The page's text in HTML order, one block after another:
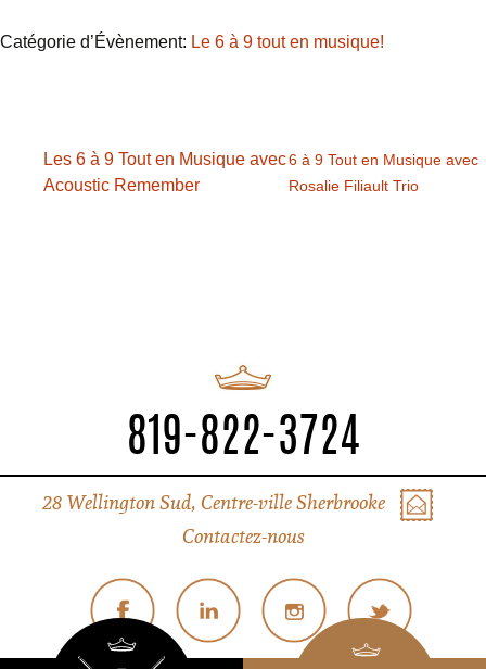
Catégorie d’Évènement: Le 6 à 9 tout en musique!
Les 6 à 9 Tout en Musique avec
Acoustic Remember
6 à 9 Tout en Musique avec
Rosalie Filiault Trio
819-822-3724
28 Wellington Sud, Centre-ville Sherbrooke
Contactez-nous